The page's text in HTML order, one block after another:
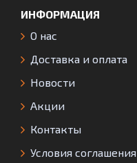
ИНФОРМАЦИЯ
О нас
Доставка и оплата
Новости
Акции
Контакты
Условия соглашения